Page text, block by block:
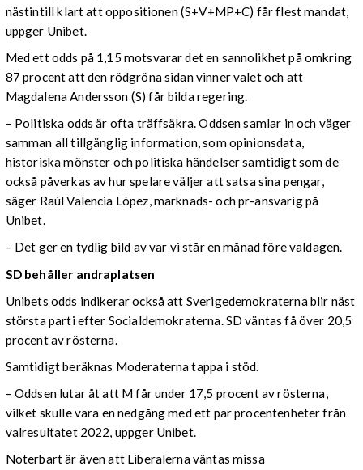
nästintill klart att oppositionen (S+V+MP+C) får flest mandat,
uppger Unibet.
Med ett odds på 1,15 motsvarar det en sannolikhet på omkring
87 procent att den rödgröna sidan vinner valet och att
Magdalena Andersson (S) får bilda regering.
– Politiska odds är ofta träffsäkra. Oddsen samlar in och väger
samman all tillgänglig information, som opinionsdata,
historiska mönster och politiska händelser samtidigt som de
också påverkas av hur spelare väljer att satsa sina pengar,
säger Raúl Valencia López, marknads- och pr-ansvarig på
Unibet.
– Det ger en tydlig bild av var vi står en månad före valdagen.
SD behåller andraplatsen
Unibets odds indikerar också att Sverigedemokraterna blir näst
största parti efter Socialdemokraterna. SD väntas få över 20,5
procent av rösterna.
Samtidigt beräknas Moderaterna tappa i stöd.
– Oddsen lutar åt att M får under 17,5 procent av rösterna,
vilket skulle vara en nedgång med ett par procentenheter från
valresultatet 2022, uppger Unibet.
Noterbart är även att Liberalerna väntas missa